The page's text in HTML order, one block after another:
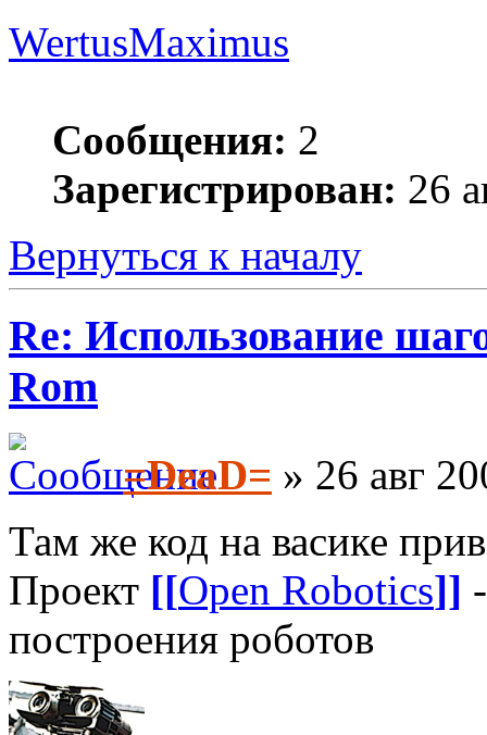
WertusMaximus
Сообщения: 2
Зарегистрирован: 26
Вернуться к началу
Re: Использование
Rom
=DeaD= » 26 авг
Там же код на васике
Проект [[Open Robotics]]
построения роботов